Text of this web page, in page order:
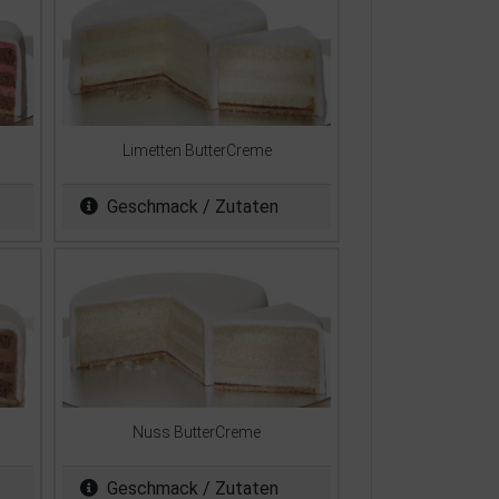
Limetten ButterCreme
Geschmack / Zutaten
Nuss ButterCreme
Geschmack / Zutaten